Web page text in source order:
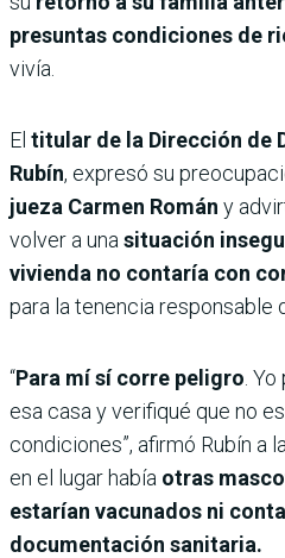
presuntas condiciones de
vivía.
El titular de la Dirección de
Rubín, expresó su
jueza Carmen Román y
volver a una situación
vivienda no contaría con
para la tenencia responsable
“Para mí sí corre peligro .
esa casa y verifiqué que no
condiciones”, afirmó Rubín a
en el lugar había otras
estarían vacunados ni
documentación sanitaria.